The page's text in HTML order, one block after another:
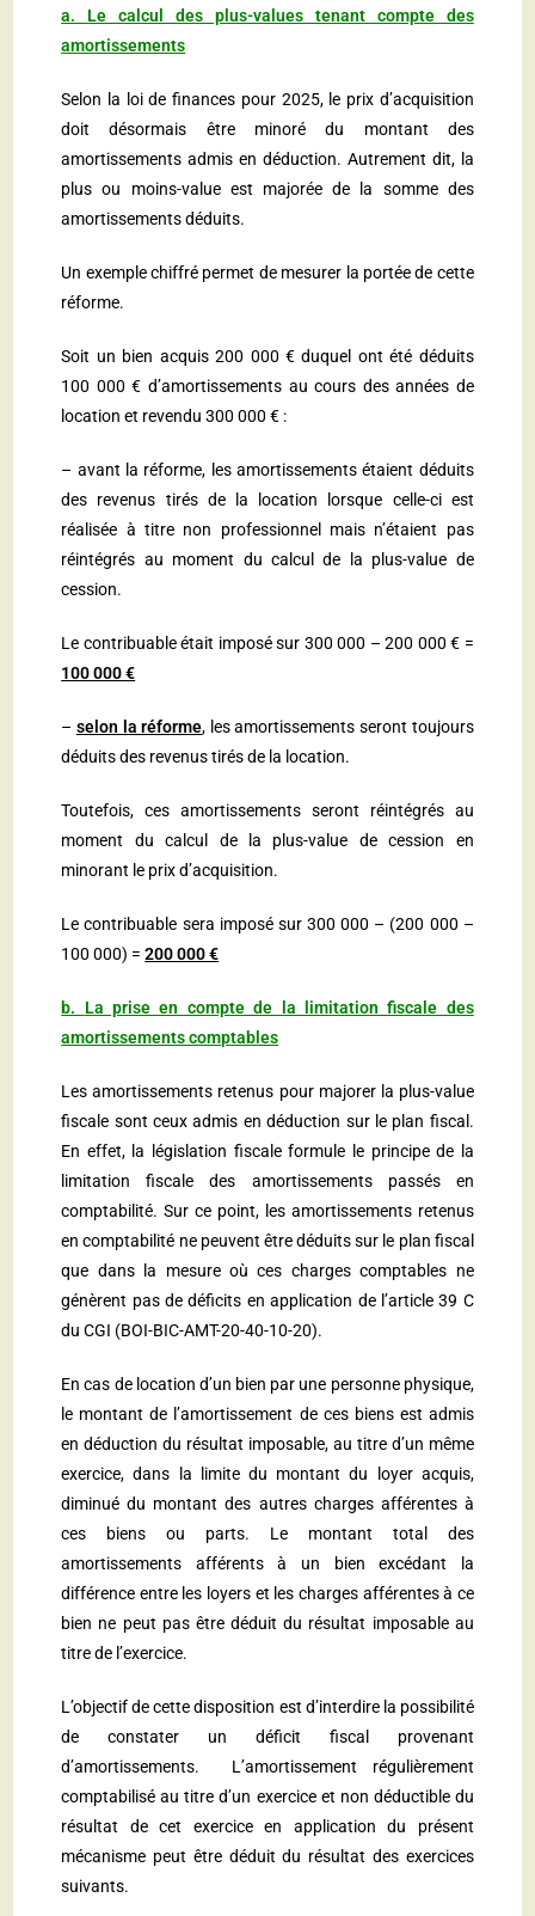
a. Le calcul des plus-values tenant compte des
amortissements
Selon la loi de finances pour 2025, le prix d’acquisition
doit désormais être minoré du montant des
amortissements admis en déduction. Autrement dit, la
plus ou moins-value est majorée de la somme des
amortissements déduits.
Un exemple chiffré permet de mesurer la portée de cette
réforme.
Soit un bien acquis 200 000 € duquel ont été déduits
100 000 € d’amortissements au cours des années de
location et revendu 300 000 € :
– avant la réforme, les amortissements étaient déduits
des revenus tirés de la location lorsque celle-ci est
réalisée à titre non professionnel mais n’étaient pas
réintégrés au moment du calcul de la plus-value de
cession.
Le contribuable était imposé sur 300 000 – 200 000 € =
100 000 €
– selon la réforme, les amortissements seront toujours
déduits des revenus tirés de la location.
Toutefois, ces amortissements seront réintégrés au
moment du calcul de la plus-value de cession en
minorant le prix d’acquisition.
Le contribuable sera imposé sur 300 000 – (200 000 –
100 000) =200 000 €
b. La prise en compte de la limitation fiscale des
amortissements comptables
Les amortissements retenus pour majorer la plus-value
fiscale sont ceux admis en déduction sur le plan fiscal.
En effet, la législation fiscale formule le principe de la
limitation fiscale des amortissements passés en
comptabilité. Sur ce point, les amortissements retenus
en comptabilité ne peuvent être déduits sur le plan fiscal
que dans la mesure où ces charges comptables ne
génèrent pas de déficits en application de l’article 39 C
du CGI (BOI-BIC-AMT-20-40-10-20).
En cas de location d’un bien par une personne physique,
le montant de l’amortissement de ces biens est admis
en déduction du résultat imposable, au titre d’un même
exercice, dans la limite du montant du loyer acquis,
diminué du montant des autres charges afférentes à
ces biens ou parts. Le montant total des
amortissements afférents à un bien excédant la
différence entre les loyers et les charges afférentes à ce
bien ne peut pas être déduit du résultat imposable au
titre de l’exercice.
L’objectif de cette disposition est d’interdire la possibilité
de constater un déficit fiscal provenant
d’amortissements. L’amortissement régulièrement
comptabilisé au titre d’un exercice et non déductible du
résultat de cet exercice en application du présent
mécanisme peut être déduit du résultat des exercices
suivants.